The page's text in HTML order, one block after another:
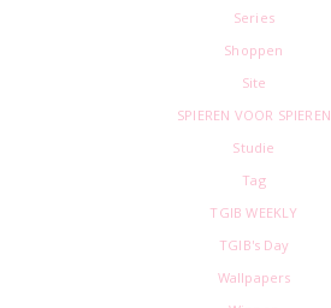
Series
Shoppen
Site
SPIEREN VOOR SPIEREN
Studie
Tag
TGIB WEEKLY
TGIB's Day
Wallpapers